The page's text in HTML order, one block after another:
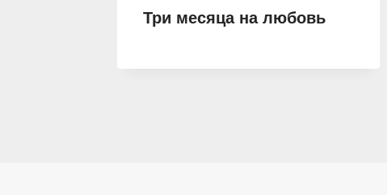
Три месяца на любовь